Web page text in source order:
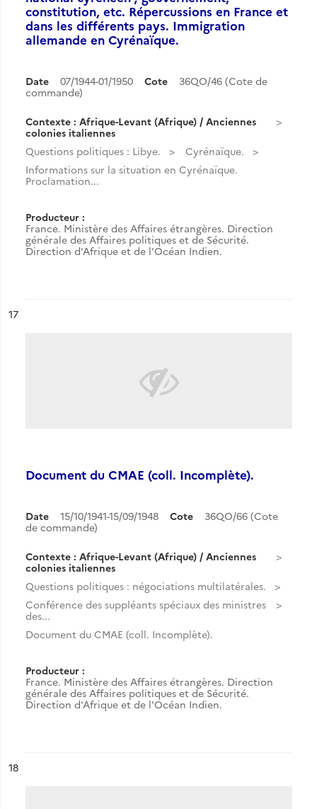
constitution, etc. Répercussions en France et
dans les différents pays. Immigration
allemande en Cyrénaïque.
Date 07/1944-01/1950 Cote
36QO/46 (Cote de
commande)
Contexte : Afrique-Levant (Afrique) / Anciennes
colonies italiennes
Questions politiques : Libye.
Cyrénaïque.
Informations sur la situation en Cyrénaïque.
Proclamation...
Producteur :
France. Ministère des Affaires étrangères. Direction
générale des Affaires politiques et de Sécurité.
Direction d'Afrique et de l'Océan Indien.
n°
17
Document du CMAE (coll. Incomplète).
Date 15/10/1941-15/09/1948 Cote
36QO/66 (Cote
de commande)
Contexte : Afrique-Levant (Afrique) / Anciennes
colonies italiennes
Questions politiques : négociations multilatérales.
Conférence des suppléants spéciaux des ministres
des...
Document du CMAE (coll. Incomplète).
Producteur :
France. Ministère des Affaires étrangères. Direction
générale des Affaires politiques et de Sécurité.
Direction d'Afrique et de l'Océan Indien.
n°
18